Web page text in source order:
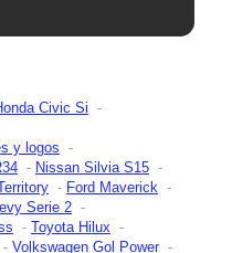
Civic Si
y logos
Nissan Silvia S15
Ford Maverick
Serie 2
Toyota Hilux
Volkswagen Gol Power